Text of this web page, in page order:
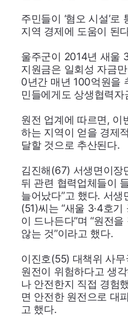
주민들이 ‘혐오 시설’
지역 경제에 도움이 된
울주군이 2014년 새울
지원금은 일회성 자금
0년간 매년 100억원을
민들에게도 상생협력
원전 업계에 따르면, 이
하는 지역이 얻을 경제
달할 것으로 추산된다.
김진해(67) 서생면이장
뒤 관련 협력업체들이
늘어났다”고 했다. 서
(51)씨는 “새울 3·4호
이 드나든다”며 “원전
않는 것”이라고 했다.
이진호(55) 대책위 사
원전이 위험하다고 생
나 안전한지 직접 경험
면 안전한 원전으로 대
고 했다.